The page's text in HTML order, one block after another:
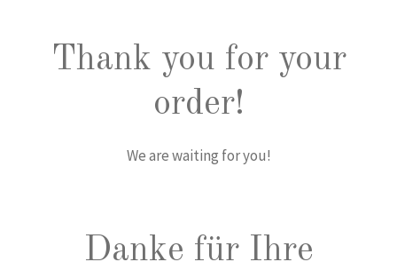
Thank you for your
order!
We are waiting for you!
Danke für Ihre